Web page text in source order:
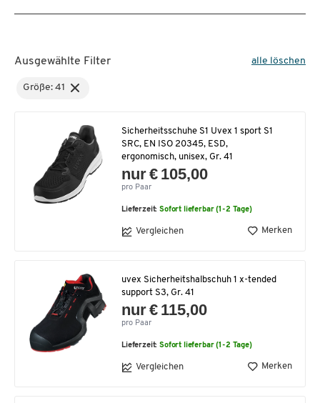
Ausgewählte Filter alle löschen
Größe: 41
Sicherheitsschuhe S1 Uvex 1 sport S1
SRC, EN ISO 20345, ESD,
ergonomisch, unisex, Gr. 41
nur € 105,00
pro Paar
Lieferzeit:Sofort lieferbar (1-2 Tage)
Vergleichen Merken
uvex Sicherheitshalbschuh 1 x-tended
support S3, Gr. 41
nur € 115,00
pro Paar
Lieferzeit:Sofort lieferbar (1-2 Tage)
Vergleichen Merken